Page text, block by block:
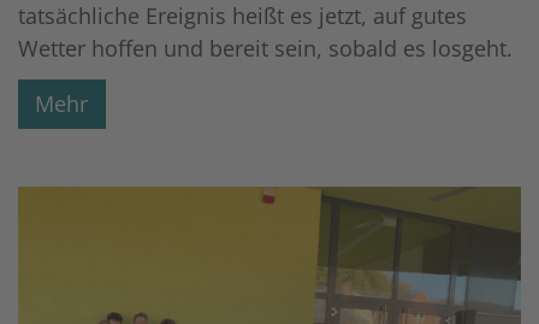
tatsächliche Ereignis heißt es jetzt, auf gutes
Wetter hoffen und bereit sein, sobald es losgeht.
Mehr